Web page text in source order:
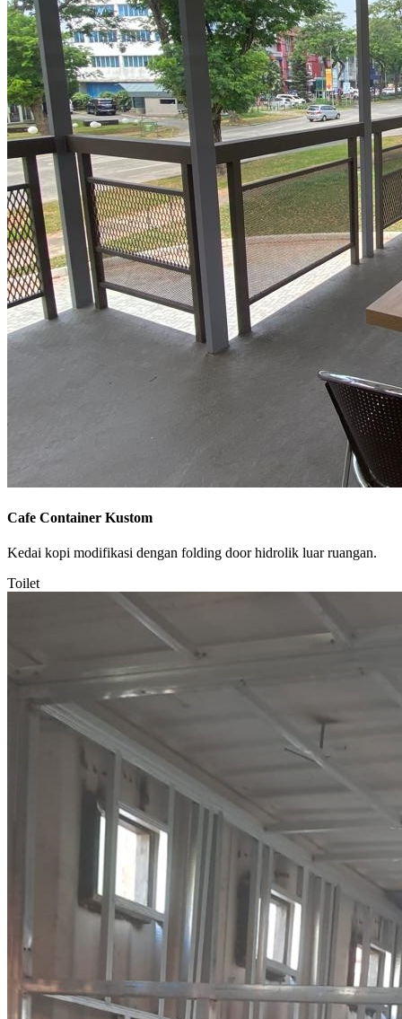
Cafe Container Kustom
Kedai kopi modifikasi dengan folding door hidrolik luar ruangan.
Toilet